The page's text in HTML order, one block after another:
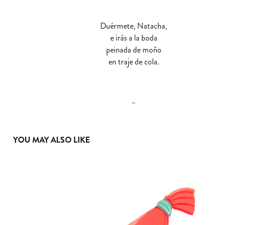
Duérmete, Natacha,
e irás a la boda
peinada de moño
en traje de cola.
–
YOU MAY ALSO LIKE